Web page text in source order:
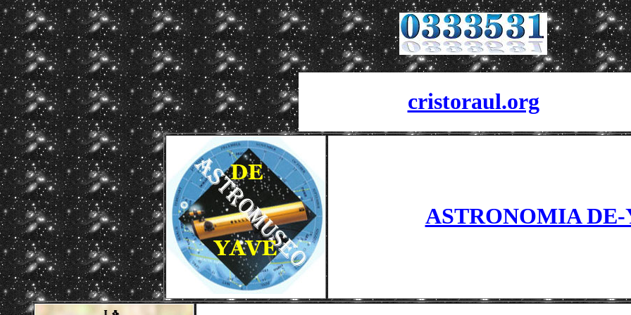
cristoraul.org
ASTRONOMIA DE-